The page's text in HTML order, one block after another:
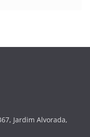
Jardim Alvorada,